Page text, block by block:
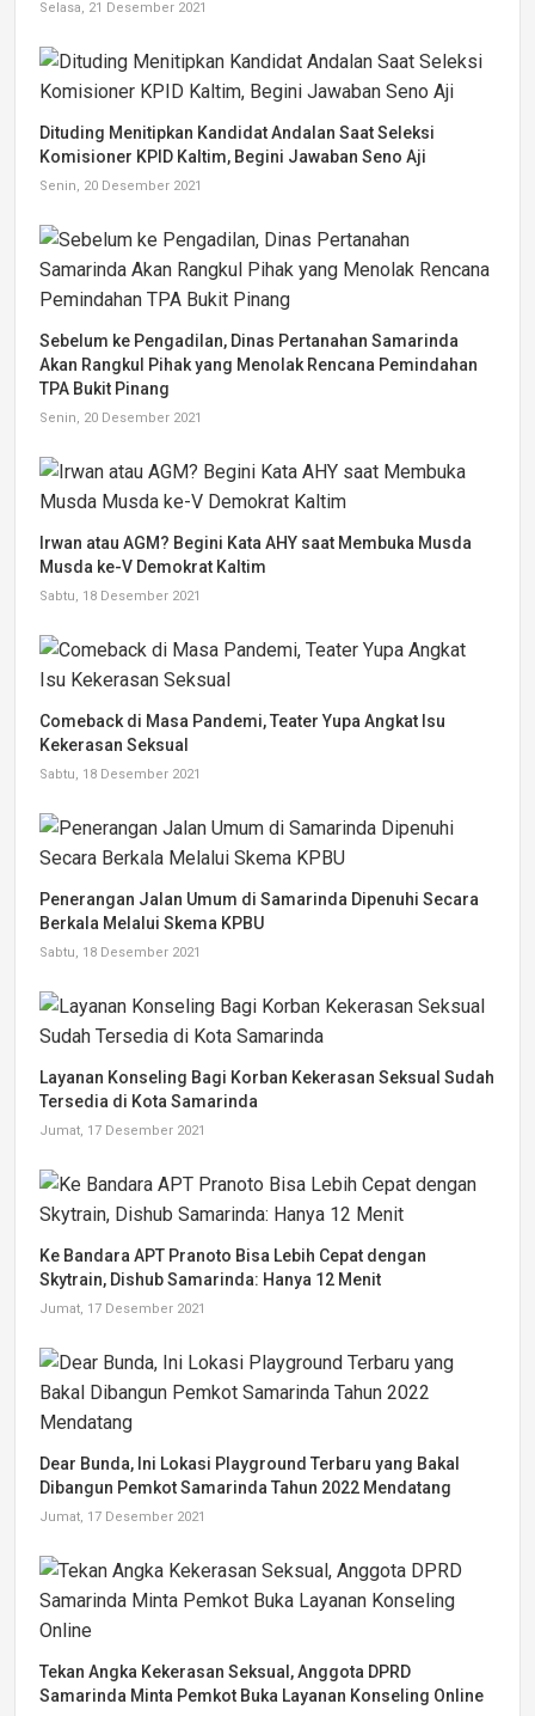
Selasa, 21 Desember 2021
Dituding Menitipkan Kandidat Andalan Saat Seleksi
Komisioner KPID Kaltim, Begini Jawaban Seno Aji
Senin, 20 Desember 2021
Sebelum ke Pengadilan, Dinas Pertanahan Samarinda
Akan Rangkul Pihak yang Menolak Rencana Pemindahan
TPA Bukit Pinang
Senin, 20 Desember 2021
Irwan atau AGM? Begini Kata AHY saat Membuka Musda
Musda ke-V Demokrat Kaltim
Sabtu, 18 Desember 2021
Comeback di Masa Pandemi, Teater Yupa Angkat Isu
Kekerasan Seksual
Sabtu, 18 Desember 2021
Penerangan Jalan Umum di Samarinda Dipenuhi Secara
Berkala Melalui Skema KPBU
Sabtu, 18 Desember 2021
Layanan Konseling Bagi Korban Kekerasan Seksual Sudah
Tersedia di Kota Samarinda
Jumat, 17 Desember 2021
Ke Bandara APT Pranoto Bisa Lebih Cepat dengan
Skytrain, Dishub Samarinda: Hanya 12 Menit
Jumat, 17 Desember 2021
Dear Bunda, Ini Lokasi Playground Terbaru yang Bakal
Dibangun Pemkot Samarinda Tahun 2022 Mendatang
Jumat, 17 Desember 2021
Tekan Angka Kekerasan Seksual, Anggota DPRD
Samarinda Minta Pemkot Buka Layanan Konseling Online